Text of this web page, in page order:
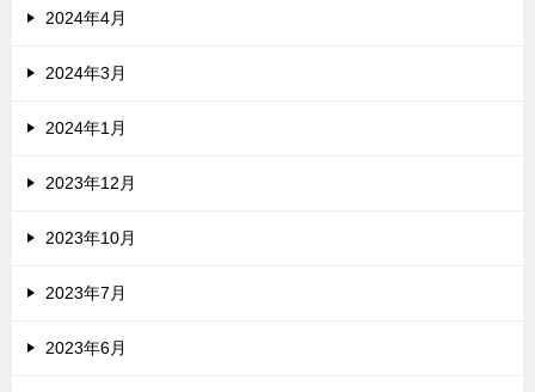
2024年4月
2024年3月
2024年1月
2023年12月
2023年10月
2023年7月
2023年6月